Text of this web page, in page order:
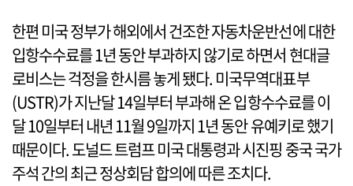
한편 미국 정부가 해외에서 건조한 자동차운반선에 대한
입항수수료를 1년 동안 부과하지 않기로 하면서 현대글
로비스는 걱정을 한시름 놓게 됐다. 미국무역대표부
(USTR)가 지난달 14일부터 부과해 온 입항수수료를 이
달 10일부터 내년 11월 9일까지 1년 동안 유예키로 했기
때문이다. 도널드 트럼프 미국 대통령과 시진핑 중국 국가
주석 간의 최근 정상회담 합의에 따른 조치다.